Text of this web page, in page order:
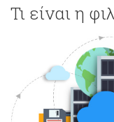
Τι είναι η